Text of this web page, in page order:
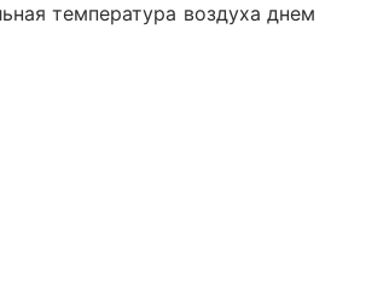
температура воздуха днем